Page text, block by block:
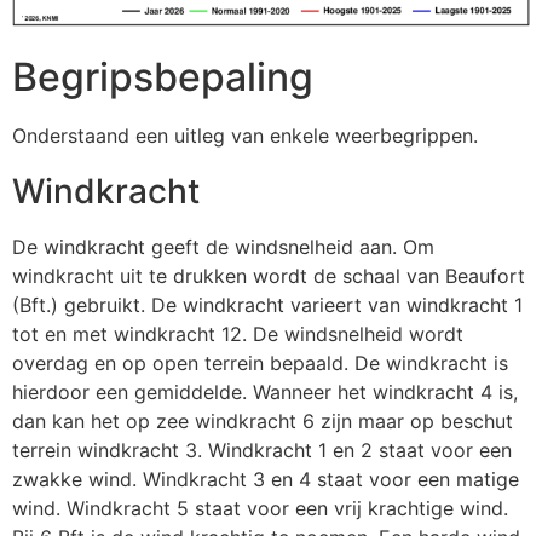
Begripsbepaling
Onderstaand een uitleg van enkele weerbegrippen.
Windkracht
De windkracht geeft de windsnelheid aan. Om
windkracht uit te drukken wordt de schaal van Beaufort
(Bft.) gebruikt. De windkracht varieert van windkracht 1
tot en met windkracht 12. De windsnelheid wordt
overdag en op open terrein bepaald. De windkracht is
hierdoor een gemiddelde. Wanneer het windkracht 4 is,
dan kan het op zee windkracht 6 zijn maar op beschut
terrein windkracht 3. Windkracht 1 en 2 staat voor een
zwakke wind. Windkracht 3 en 4 staat voor een matige
wind. Windkracht 5 staat voor een vrij krachtige wind.